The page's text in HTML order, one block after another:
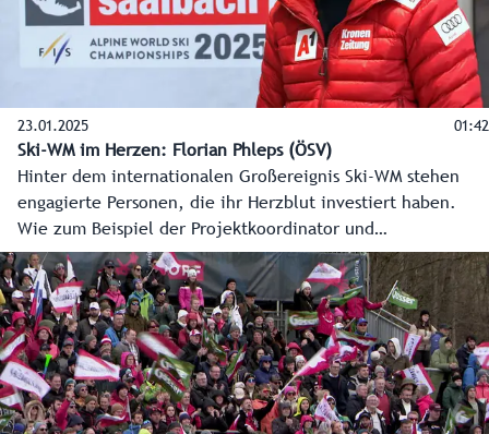
23.01.2025 01:42
Ski-WM im Herzen: Florian Phleps (ÖSV)
Hinter dem internationalen Großereignis Ski-WM stehen
engagierte Personen, die ihr Herzblut investiert haben.
Wie zum Beispiel der Projektkoordinator und
Organisationschef des ÖSV Florian Phleps. Auch er hat die
Ski-WM im Herzen.